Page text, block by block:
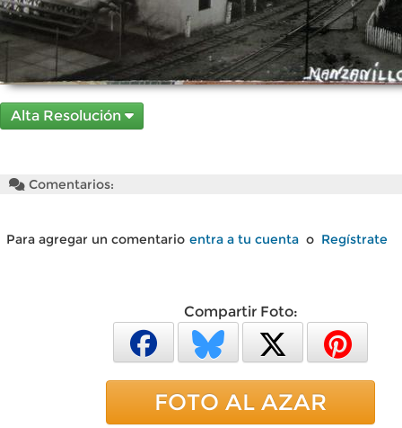
Alta Resolución
Comentarios:
Para agregar un comentario entra a tu cuenta o Regístrate
Compartir Foto:
FOTO AL AZAR